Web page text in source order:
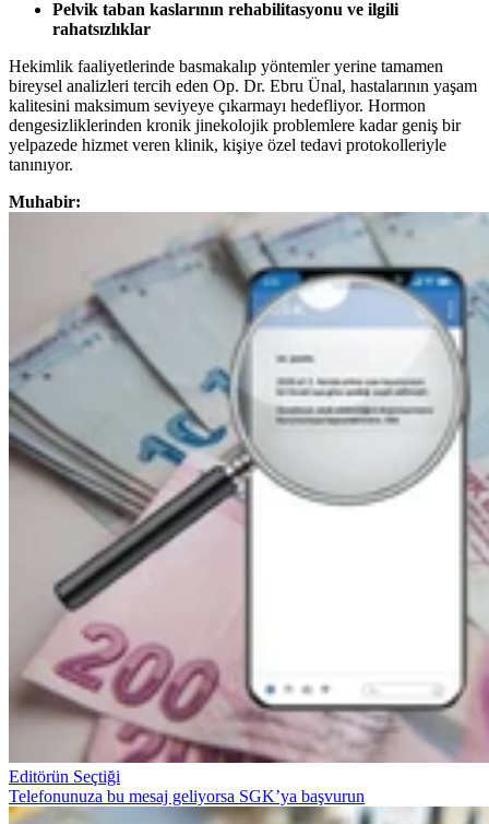
Pelvik taban kaslarının rehabilitasyonu ve ilgili
rahatsızlıklar
Hekimlik faaliyetlerinde basmakalıp yöntemler yerine tamamen
bireysel analizleri tercih eden Op. Dr. Ebru Ünal, hastalarının yaşam
kalitesini maksimum seviyeye çıkarmayı hedefliyor. Hormon
dengesizliklerinden kronik jinekolojik problemlere kadar geniş bir
yelpazede hizmet veren klinik, kişiye özel tedavi protokolleriyle
tanınıyor.
Muhabir:
Editörün Seçtiği
Telefonunuza bu mesaj geliyorsa SGK’ya başvurun